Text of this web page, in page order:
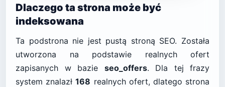
Dlaczego ta strona może być
indeksowana
Ta podstrona nie jest pustą stroną SEO. Została
utworzona na podstawie realnych ofert
zapisanych w bazie seo_offers. Dla tej frazy
system znalazł168 realnych ofert, dlatego strona